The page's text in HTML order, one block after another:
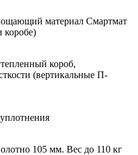
материал Смартмат
коробе)
короб,
(вертикальные П-
105 мм. Вес до 110 кг